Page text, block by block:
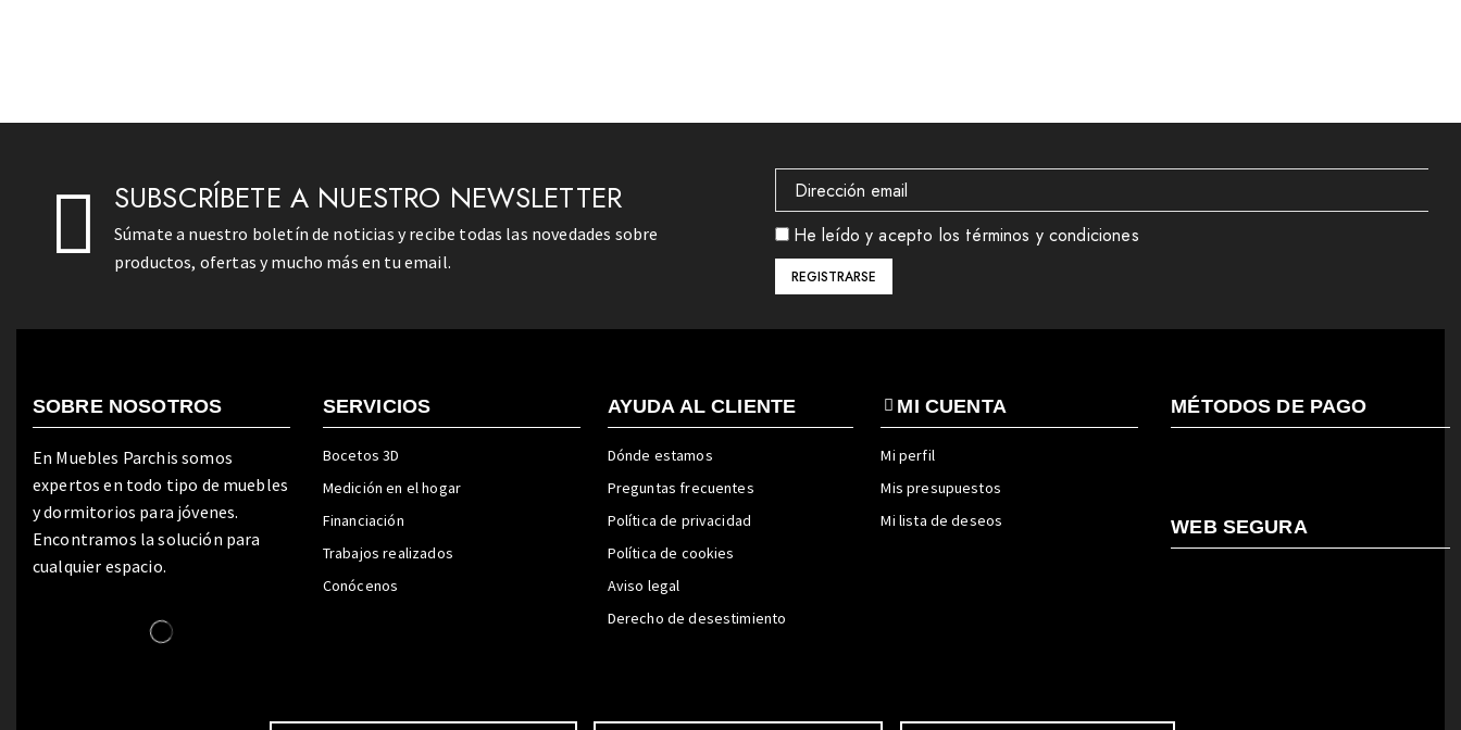
SUBSCRÍBETE A NUESTRO NEWSLETTER
Súmate a nuestro boletín de noticias y recibe todas las novedades sobre
productos, ofertas y mucho más en tu email.
He leído y acepto los términos y condiciones
SOBRE NOSOTROS
En Muebles Parchis somos
expertos en todo tipo de muebles
y dormitorios para jóvenes.
Encontramos la solución para
cualquier espacio.
SERVICIOS
Bocetos 3D
Medición en el hogar
Financiación
Trabajos realizados
Conócenos
AYUDA AL CLIENTE
Dónde estamos
Preguntas frecuentes
Política de privacidad
Política de cookies
Aviso legal
Derecho de desestimiento
MI CUENTA
Mi perfil
Mis presupuestos
Mi lista de deseos
MÉTODOS DE PAGO
WEB SEGURA